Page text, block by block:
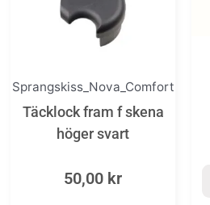
Sprangskiss_Nova_Comfort
Täcklock fram f skena
höger svart
50,00 kr